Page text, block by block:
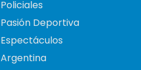
Policiales
Pasión Deportiva
Espectáculos
Argentina